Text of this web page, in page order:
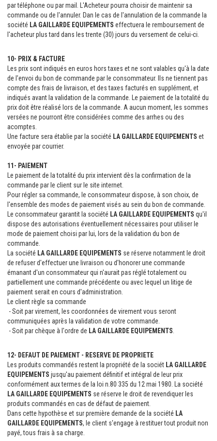
par téléphone ou par mail. L'Acheteur pourra choisir de maintenir sa
commande ou de l'annuler. Dan le cas de l'annulation de la commande la
société LA GAILLARDE EQUIPEMENTS effectuera le remboursement de
l'acheteur plus tard dans les trente (30) jours du versement de celui-ci.
10- PRIX & FACTURE
Les prix sont indiqués en euros hors taxes et ne sont valables qu'à la date
de l'envoi du bon de commande par le consommateur. Ils ne tiennent pas
compte des frais de livraison, et des taxes facturés en supplément, et
indiqués avant la validation de la commande. Le paiement de la totalité du
prix doit être réalisé lors de la commande. A aucun moment, les sommes
versées ne pourront être considérées comme des arrhes ou des
acomptes.
Une facture sera établie par la société LA GAILLARDE EQUIPEMENTS et
envoyée par courrier.
11- PAIEMENT
Le paiement de la totalité du prix intervient dès la confirmation de la
commande par le client sur le site internet.
Pour régler sa commande, le consommateur dispose, à son choix, de
l'ensemble des modes de paiement visés au sein du bon de commande.
Le consommateur garantit la société LA GAILLARDE EQUIPEMENTS qu'il
dispose des autorisations éventuellement nécessaires pour utiliser le
mode de paiement choisi par lui, lors de la validation du bon de
commande.
La société LA GAILLARDE EQUIPEMENTS se réserve notamment le droit
de refuser d'effectuer une livraison ou d'honorer une commande
émanant d'un consommateur qui n'aurait pas réglé totalement ou
partiellement une commande précédente ou avec lequel un litige de
paiement serait en cours d'administration.
Le client règle sa commande
- Soit par virement, les coordonnées de virement vous seront
communiquées après la validation de votre commande.
- Soit par chèque à l'ordre de LA GAILLARDE EQUIPEMENTS
12- DEFAUT DE PAIEMENT - RESERVE DE PROPRIETE
Les produits commandés restent la propriété de la sociét LA GAILLARDE
EQUIPEMENTS jusqu'au paiement définitif et intégral de leur prix
conformément aux termes de la loi n.80 335 du 12 mai 1980. La société
LA GAILLARDE EQUIPEMENTS se réserve le droit de revendiquer les
produits commandés en cas de défaut de paiement.
Dans cette hypothèse et sur première demande de la société LA
GAILLARDE EQUIPEMENTS, le client s'engage à restituer tout produit non
payé, tous frais à sa charge.